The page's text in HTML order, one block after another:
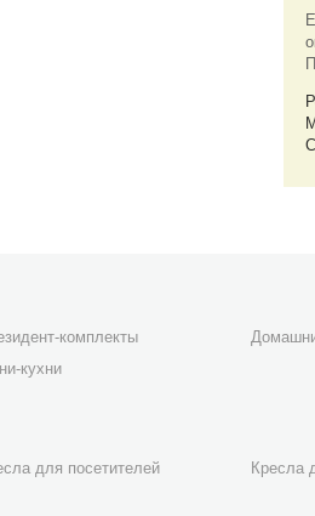
комплекты
кухни
для посетителей Кресла